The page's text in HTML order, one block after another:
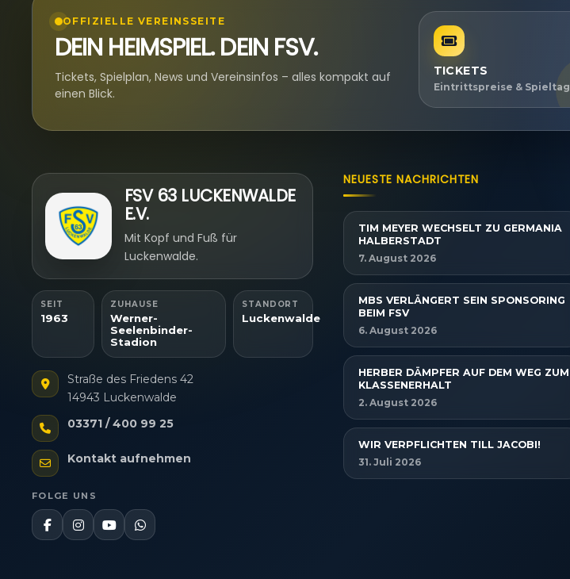
OFFIZIELLE VEREINSSEITE
DEIN HEIMSPIEL. DEIN FSV.
Tickets, Spielplan, News und Vereinsinfos – alles kompakt auf
einen Blick.
TICKETS
Eintrittspreise & Spieltag
FSV 63 LUCKENWALDE
E.V.
Mit Kopf und Fuß für
Luckenwalde.
SEIT
1963
ZUHAUSE
Werner-
Seelenbinder-
Stadion
STANDORT
Luckenwalde
Straße des Friedens 42
14943 Luckenwalde
03371 / 400 99 25
Kontakt aufnehmen
FOLGE UNS
NEUESTE NACHRICHTEN
TIM MEYER WECHSELT ZU GERMANIA
HALBERSTADT
7. August 2026
MBS VERLÄNGERT SEIN SPONSORING
BEIM FSV
6. August 2026
HERBER DÄMPFER AUF DEM WEG ZUM
KLASSENERHALT
2. August 2026
WIR VERPFLICHTEN TILL JACOBI!
31. Juli 2026